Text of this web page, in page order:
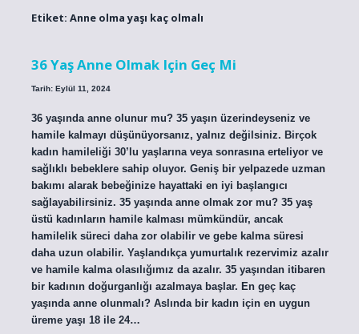
Etiket: Anne olma yaşı kaç olmalı
36 Yaş Anne Olmak Için Geç Mi
Tarih: Eylül 11, 2024
36 yaşında anne olunur mu? 35 yaşın üzerindeyseniz ve
hamile kalmayı düşünüyorsanız, yalnız değilsiniz. Birçok
kadın hamileliği 30’lu yaşlarına veya sonrasına erteliyor ve
sağlıklı bebeklere sahip oluyor. Geniş bir yelpazede uzman
bakımı alarak bebeğinize hayattaki en iyi başlangıcı
sağlayabilirsiniz. 35 yaşında anne olmak zor mu? 35 yaş
üstü kadınların hamile kalması mümkündür, ancak
hamilelik süreci daha zor olabilir ve gebe kalma süresi
daha uzun olabilir. Yaşlandıkça yumurtalık rezervimiz azalır
ve hamile kalma olasılığımız da azalır. 35 yaşından itibaren
bir kadının doğurganlığı azalmaya başlar. En geç kaç
yaşında anne olunmalı? Aslında bir kadın için en uygun
üreme yaşı 18 ile 24…